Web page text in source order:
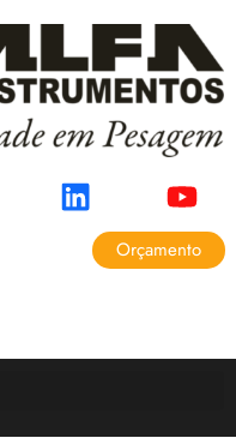
Orçamento